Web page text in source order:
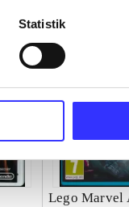
Statistik
Lego Marvel